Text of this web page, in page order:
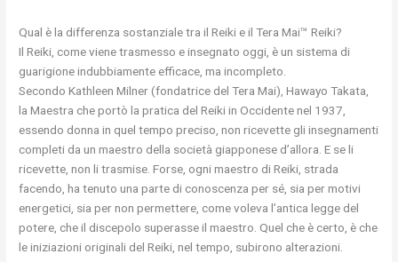
Qual è la differenza sostanziale tra il Reiki e il Tera Mai™ Reiki?
Il Reiki, come viene trasmesso e insegnato oggi, è un sistema di
guarigione indubbiamente efficace, ma incompleto.
Secondo Kathleen Milner (fondatrice del Tera Mai), Hawayo Takata,
la Maestra che portò la pratica del Reiki in Occidente nel 1937,
essendo donna in quel tempo preciso, non ricevette gli insegnamenti
completi da un maestro della società giapponese d’allora. E se li
ricevette, non li trasmise. Forse, ogni maestro di Reiki, strada
facendo, ha tenuto una parte di conoscenza per sé, sia per motivi
energetici, sia per non permettere, come voleva l’antica legge del
potere, che il discepolo superasse il maestro. Quel che è certo, è che
le iniziazioni originali del Reiki, nel tempo, subirono alterazioni.